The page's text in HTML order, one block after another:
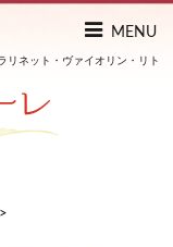
MENU
リネット・ヴァイオリン・リト
>